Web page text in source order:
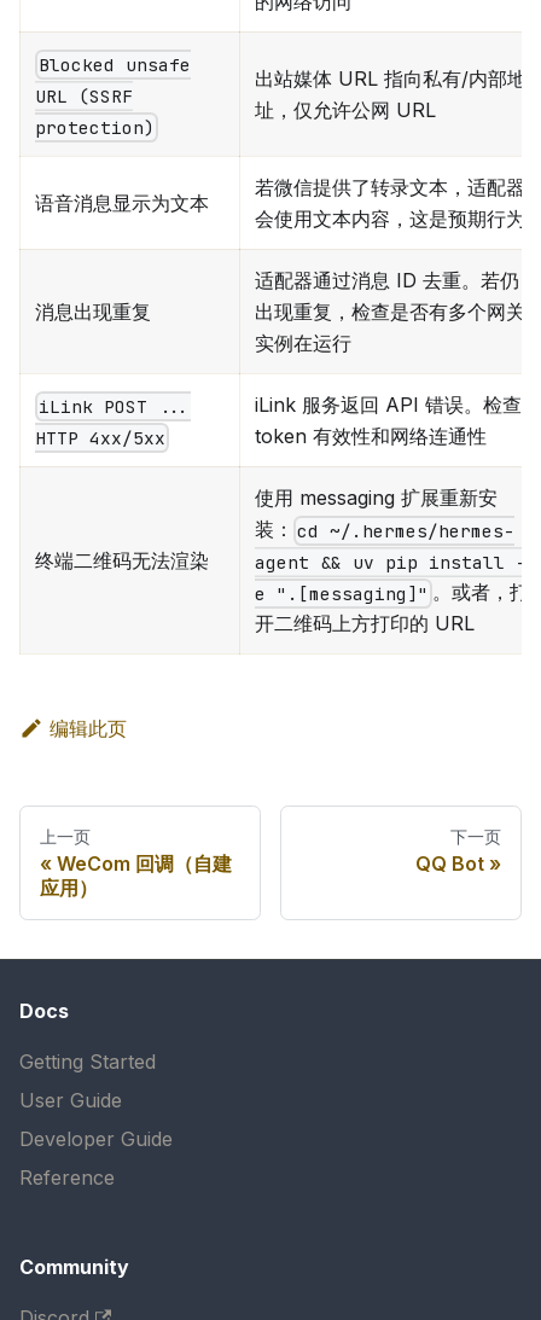
Blocked unsafe
URL (SSRF
protection)
出站媒体 URL 指向私有/内部地
址，仅允许公网 URL
语音消息显示为文本
若微信提供了转录文本，适配器
会使用文本内容，这是预期行为
消息出现重复
适配器通过消息 ID 去重。若仍
出现重复，检查是否有多个网关
实例在运行
iLink POST ...
HTTP 4xx/5xx
iLink 服务返回 API 错误。检查
token 有效性和网络连通性
终端二维码无法渲染
使用 messaging 扩展重新安
装： cd ~/.hermes/hermes-
agent && uv pip install -
e ".[messaging]" 。或者，打
开二维码上方打印的 URL
编辑此页
上一页
WeCom 回调（自建
应用）
下一页
QQ Bot
Docs
Getting Started
User Guide
Developer Guide
Reference
Community